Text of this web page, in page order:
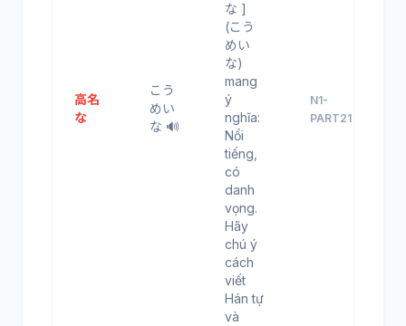
高名
な
こう
めい
な 🔊
な ]
(こう
めい
な)
mang
ý
nghĩa:
Nổi
tiếng,
có
danh
vọng.
Hãy
chú ý
cách
viết
Hán tự
và
N1-
PART21